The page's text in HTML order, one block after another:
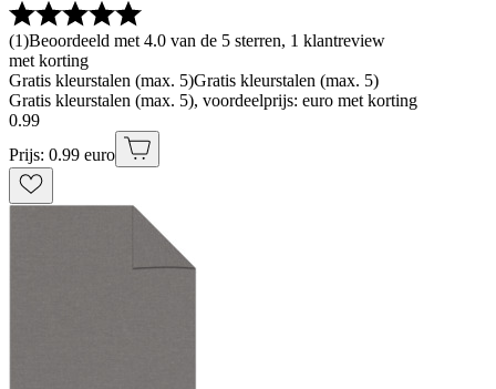
(1)Beoordeeld met 4.0 van de 5 sterren, 1 klantreview
met korting
Gratis kleurstalen (max. 5)Gratis kleurstalen (max. 5)
Gratis kleurstalen (max. 5), voordeelprijs: euro met korting
0.99
Prijs: 0.99 euro